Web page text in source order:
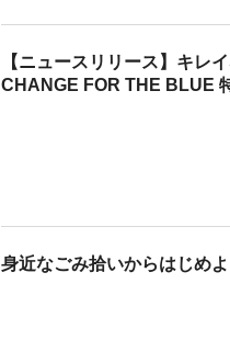
【ニュースリリース】キレ
CHANGE FOR THE BLUE
身近なごみ拾いからはじめ